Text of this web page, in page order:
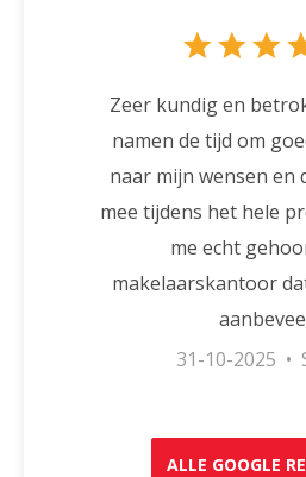
Zeer kundig en
namen de tijd om
naar mijn wensen en
mee tijdens het hele
me echt
makelaarskantoor
31-10-2025 •
ALLE GOOGLE